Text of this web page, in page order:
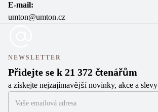
E-mail:
umton@umton.cz
NEWSLETTER
Přidejte se k 21 372 čtenářům
a získejte nejzajímavější novinky, akce a slevy